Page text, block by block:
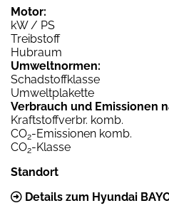
Motor:
kW / PS
Treibstoff
Hubraum
Umweltnormen:
Schadstoffklasse
Umweltplakette
Verbrauch und Emissionen
Kraftstoffverbr. komb.
CO2-Emissionen komb.
CO2-Klasse
Standort
Details zum Hyundai